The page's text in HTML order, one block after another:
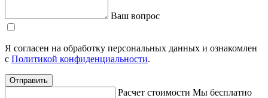
Ваш вопрос
Я согласен на обработку персональных данных и ознакомлен
с Политикой конфиденциальности.
Отправить
Расчет стоимости Мы бесплатно